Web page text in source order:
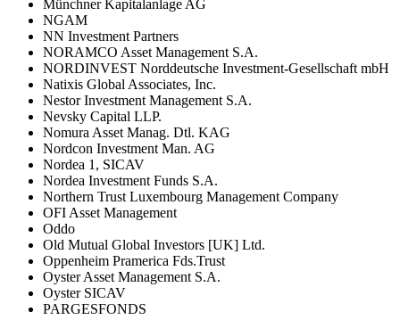
Münchner Kapitalanlage AG
NGAM
NN Investment Partners
NORAMCO Asset Management S.A.
NORDINVEST Norddeutsche Investment-Gesellschaft mbH
Natixis Global Associates, Inc.
Nestor Investment Management S.A.
Nevsky Capital LLP.
Nomura Asset Manag. Dtl. KAG
Nordcon Investment Man. AG
Nordea 1, SICAV
Nordea Investment Funds S.A.
Northern Trust Luxembourg Management Company
OFI Asset Management
Oddo
Old Mutual Global Investors [UK] Ltd.
Oppenheim Pramerica Fds.Trust
Oyster Asset Management S.A.
Oyster SICAV
PARGESFONDS